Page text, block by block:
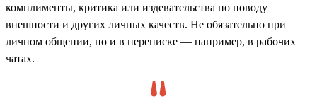
комплименты, критика или издевательства по поводу
внешности и других личных качеств. Не обязательно при
личном общении, но и в переписке — например, в рабочих
чатах.